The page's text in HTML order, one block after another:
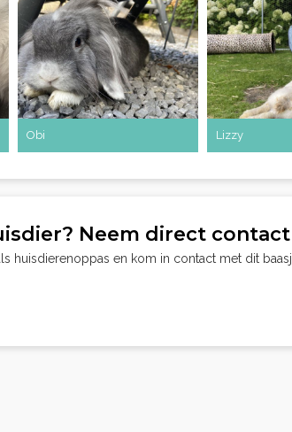
Obi Lizzy
Neem direct
huisdierenoppas en kom in contact met dit